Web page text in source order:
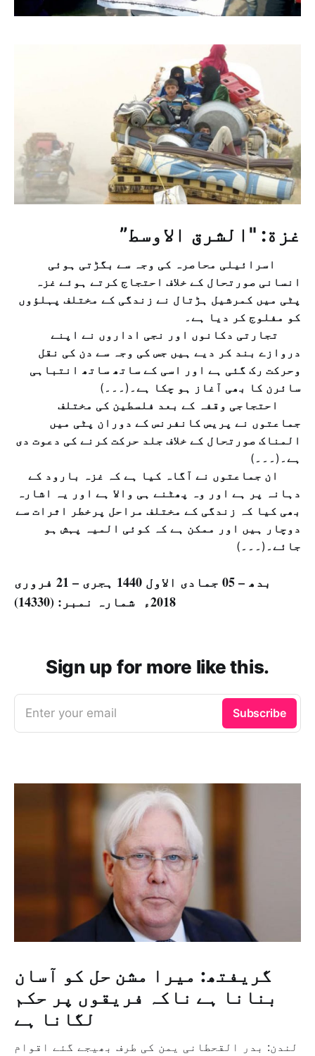
غزة: "الشرق الاوسط”
اسرائیلی محاصرہ کی وجہ سے بگڑتی ہوئی
انسانی صورتحال کے خلاف احتجاج کرتے ہوئے غزہ
پٹی میں کمرشیل ہڑتال نے زندگی کے مختلف پہلؤوں
کو مفلوج کر دیا ہے۔
تجارتی دکانوں اور نجی اداروں نے اپنے
دروازے بند کر دیے ہیں جس کی وجہ سے دن کی نقل
وحرکت رک گئی ہے اور اسی کے ساتھ ساتھ انتباہی
سائرن کا بھی آغاز ہو چکا ہے۔ ( ۔۔۔ )
احتجاجی وقفہ کے بعد فلسطین کی مختلف
جماعتوں نے پریس کانفرنس کے دوران پٹی میں
المناک صورتحال کے خلاف جلد حرکت کرنے کی دعوت دی
ہے۔ ( ۔۔۔ )
ان جماعتوں نے آگاہ کیا ہے کہ غزہ بارود کے
دہانہ پر ہے اور وہ پھٹنے ہی والا ہے اور یہ اشارہ
بھی کیا کہ زندگی کے مختلف مراحل پرخطر اثرات سے
دوچار ہیں اور ممکن ہے کہ کوئی المیہ پہش ہو
جائے۔ ( ۔۔۔ )
بدھ – 05 جمادی الاول 1440 ہجری – 21 فروری
2018ء شمارہ نمبر: (14330)
Sign up for more like this.
Enter your email Subscribe
گریفتھ: میرا مشن حل کو آسان
بنانا ہے ناکہ فریقوں پر حکم
لگانا ہے
لندن: بدر القحطانی یمن کی طرف بھیجے گئے اقوام